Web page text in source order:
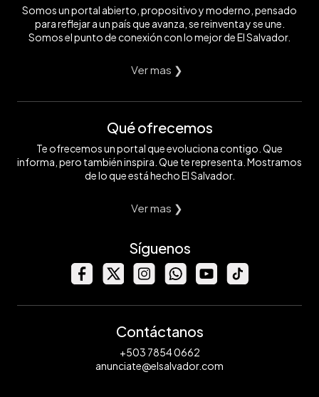
Somos un portal abierto, propositivo y moderno, pensado
para reflejar a un país que avanza, se reinventa y se une.
Somos el punto de conexión con lo mejor de El Salvador.
Ver mas ❯
Qué ofrecemos
Te ofrecemos un portal que evoluciona contigo. Que
informa, pero también inspira. Que te representa. Mostramos
de lo que está hecho El Salvador.
Ver mas ❯
Síguenos
Contáctanos
+503 7854 0662
anunciate@elsalvador.com